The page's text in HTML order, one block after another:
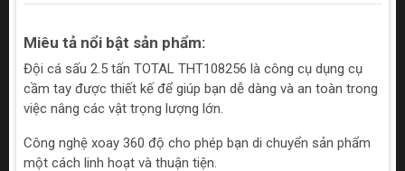
Miêu tả nổi bật sản phẩm:
Đội cá sấu 2.5 tấn TOTAL THT108256 là công cụ dụng cụ
cầm tay được thiết kế để giúp bạn dễ dàng và an toàn trong
việc nâng các vật trọng lượng lớn.
Công nghệ xoay 360 độ cho phép bạn di chuyển sản phẩm
một cách linh hoạt và thuận tiện.